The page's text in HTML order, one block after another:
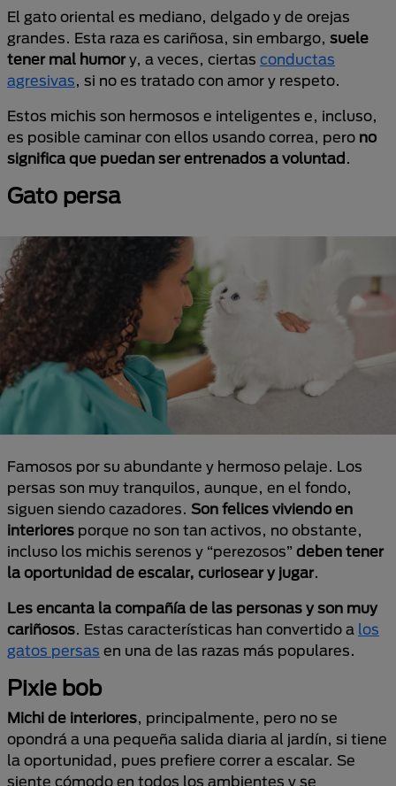
El gato oriental es mediano, delgado y de orejas
grandes. Esta raza es cariñosa, sin embargo, suele
tener mal humory, a veces, ciertas conductas
agresivas, si no es tratado con amor y respeto.
Estos michis son hermosos e inteligentes e, incluso,
es posible caminar con ellos usando correa, pero no
significa que puedan ser entrenados a voluntad.
Gato persa
Famosos por su abundante y hermoso pelaje. Los
persas son muy tranquilos, aunque, en el fondo,
siguen siendo cazadores. Son felices viviendo en
interiores porque no son tan activos, no obstante,
incluso los michis serenos y “perezosos” deben tener
la oportunidad de escalar, curiosear y jugar.
Les encanta la compañía de las personas y son muy
cariñosos. Estas características han convertido a los
gatos persas en una de las razas más populares.
Pixie bob
Michi de interiores, principalmente, pero no se
opondrá a una pequeña salida diaria al jardín, si tiene
la oportunidad, pues prefiere correr a escalar. Se
siente cómodo en todos los ambientes y se